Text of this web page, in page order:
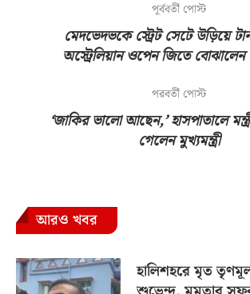
পূর্ববর্তী পোস্ট
মেদভেদভকে স্ট্রেট সেটে উড়িয়ে
অস্ট্রেলিয়ান ওপেন জিতে বোঝালেন
পরবর্তী পোস্ট
‘জাকির ভালো আছেন,’ হাসপাতালে
গেলেন মুখ্যমন্ত্রী
আরও খবর
হালিশহরে মৃত